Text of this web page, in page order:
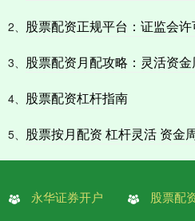
2、 股票配资正规平台：证监会
3、 股票配资月配攻略：灵活资
4、 股票配资杠杆指南
5、 股票按月配资 杠杆灵活 资金
永华证券开户 股票配